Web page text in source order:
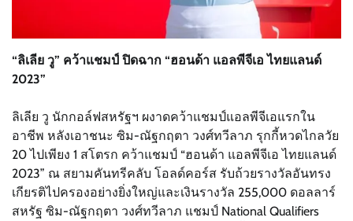
“ลิเลีย วู” คว้าแชมป์ ปิดฉาก “ฮอนด้า แอลพีจีเอ ไทยแลนด์
2023”
ลิเลีย วู นักกอล์ฟสหรัฐฯ ผงาดคว้าแชมป์แอลพีจีเอแรกใน
อาชีพ หลังเอาชนะ ซิม-ณัฐกฤตา วงศ์ทวีลาภ รุกกี้หวดไกลวัย
20 ไปเพียง 1 สโตรก คว้าแชมป์ “ฮอนด้า แอลพีจีเอ ไทยแลนด์
2023” ณ สยามคันทรีคลับ โอลด์คอร์ส รับถ้วยรางวัลอันทรง
เกียรติไปครองอย่างยิ่งใหญ่และเงินรางวัล 255,000 ดอลลาร์
สหรัฐ ซิม-ณัฐกฤตา วงศ์ทวีลาภ แชมป์ National Qualifiers